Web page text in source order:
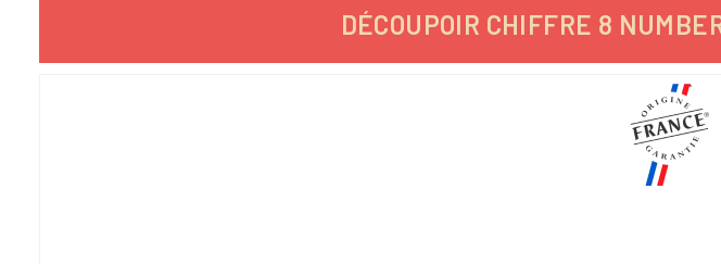
DÉCOUPOIR CHIFFRE 8